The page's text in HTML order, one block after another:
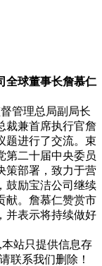
全球董事长詹慕仁
管理总局副局长
裁兼首席执行官詹
题进行了交流。束
第二十届中央委员
策部署，致力于营
鼓励宝洁公司继续
献。詹慕仁赞赏市
并表示将持续做好
本站只提供信息存
联系我们删除！